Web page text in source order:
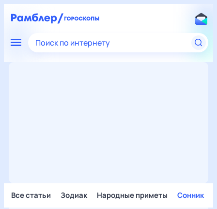
Поиск по интернету
Все статьи Зодиак Народные приметы Сонник